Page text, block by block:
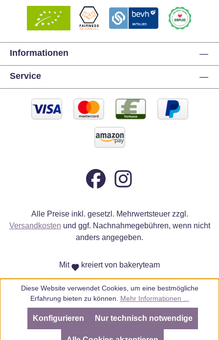
Informationen
Service
Alle Preise inkl. gesetzl. Mehrwertsteuer zzgl.
Versandkosten und ggf. Nachnahmegebühren, wenn nicht
anders angegeben.
Mit kreiert von bakeryteam
Diese Website verwendet Cookies, um eine bestmögliche
Erfahrung bieten zu können. Mehr Informationen ...
Nur technisch notwendige
Konfigurieren
SEHR GUT
Bewertungen bei: ebay.de, amazon.de, amazon.it, shopvote.de ⓘ